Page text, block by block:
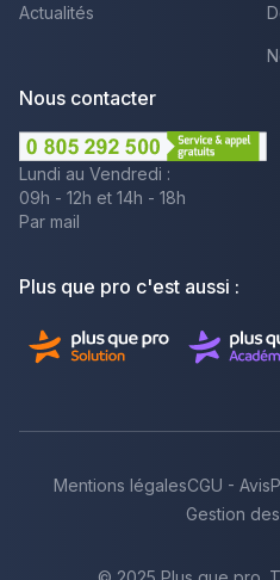
Actualités
Nous contacter
Lundi au Vendredi :
09h - 12h et 14h - 18h
Par mail
Plus que pro c'est aussi :
Mentions légalesCGU - Avis
Gestion